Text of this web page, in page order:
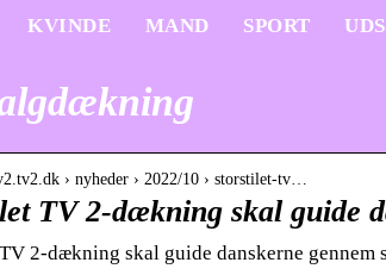
KVINDE MAND SPORT
› nyheder › 2022/10 › storstilet-tv…
TV 2-dækning skal guide
2-dækning skal guide danskerne gennem